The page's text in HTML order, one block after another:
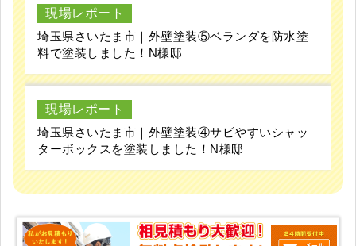
現場レポート
埼玉県さいたま市｜外壁塗装⑤ベランダを防水塗
料で塗装しました！N様邸
現場レポート
埼玉県さいたま市｜外壁塗装④サビやすいシャッ
ターボックスを塗装しました！N様邸